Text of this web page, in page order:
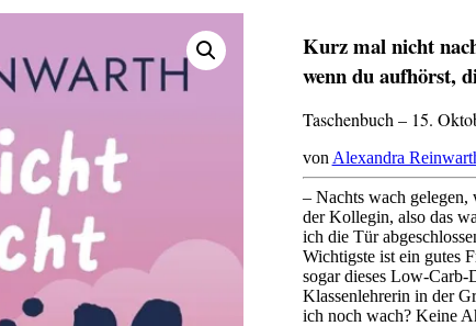
Kurz mal nicht
wenn du aufhörst,
Taschenbuch – 15.
von Alexandra
– Nachts wach
der Kollegin, also das
ich die Tür
Wichtigste ist ein gutes
sogar dieses Low-
Klassenlehrerin in der
ich noch wach? Keine